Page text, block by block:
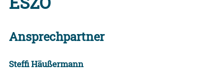
Ansprechpartner
Steffi Häußermann